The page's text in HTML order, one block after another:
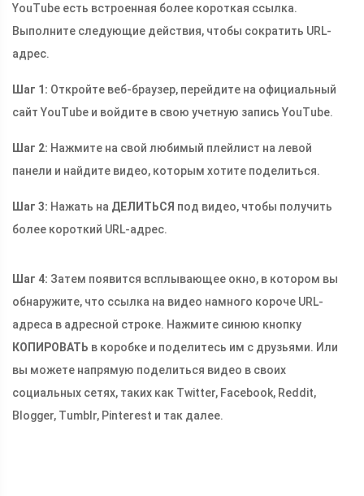
YouTube есть встроенная более короткая ссылка.
Выполните следующие действия, чтобы сократить URL-
адрес.
Шаг 1: Откройте веб-браузер, перейдите на официальный
сайт YouTube и войдите в свою учетную запись YouTube.
Шаг 2: Нажмите на свой любимый плейлист на левой
панели и найдите видео, которым хотите поделиться.
Шаг 3: Нажать на ДЕЛИТЬСЯ под видео, чтобы получить
более короткий URL-адрес.
Шаг 4: Затем появится всплывающее окно, в котором вы
обнаружите, что ссылка на видео намного короче URL-
адреса в адресной строке. Нажмите синюю кнопку
КОПИРОВАТЬ в коробке и поделитесь им с друзьями. Или
вы можете напрямую поделиться видео в своих
социальных сетях, таких как Twitter, Facebook, Reddit,
Blogger, Tumblr, Pinterest и так далее.